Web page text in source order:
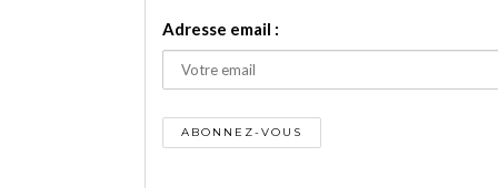
Adresse email :